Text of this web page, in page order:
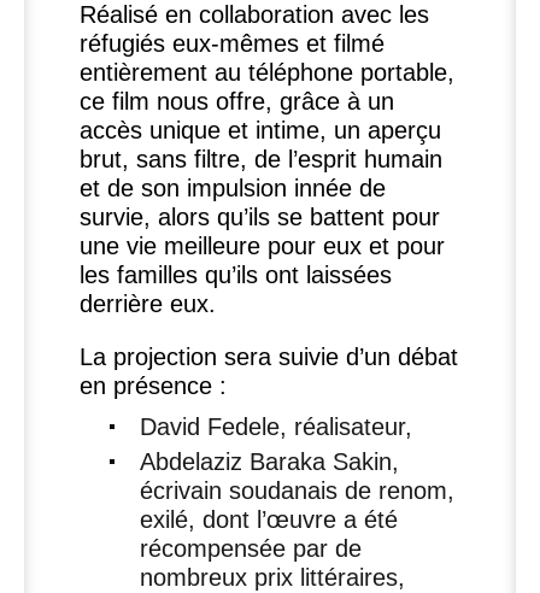
Réalisé en collaboration avec les
réfugiés eux-mêmes et filmé
entièrement au téléphone portable,
ce film nous offre, grâce à un
accès unique et intime, un aperçu
brut, sans filtre, de l’esprit humain
et de son impulsion innée de
survie, alors qu’ils se battent pour
une vie meilleure pour eux et pour
les familles qu’ils ont laissées
derrière eux.
La projection sera suivie d’un débat
en présence :
David Fedele, réalisateur,
Abdelaziz Baraka Sakin,
écrivain soudanais de renom,
exilé, dont l’œuvre a été
récompensée par de
nombreux prix littéraires,